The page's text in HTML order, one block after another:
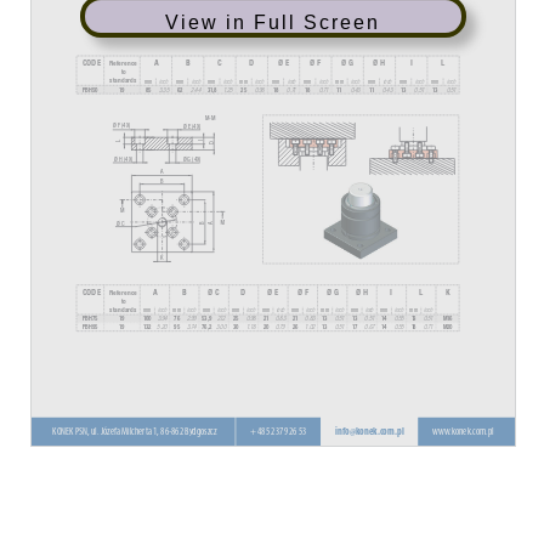
View in Full Screen